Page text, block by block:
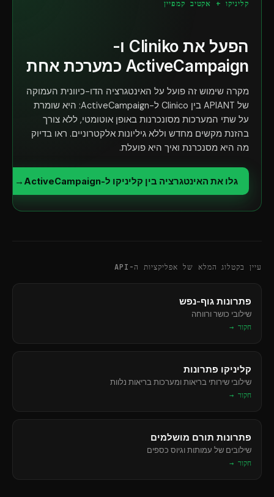
קליניקו + אקטיב קמפיין
הפעל את Cliniko ו-
ActiveCampaign כמערכת אחת
מקרה שימוש זה פועל על האינטגרציה הדו-כיוונית העמוקה
של APIANT בין Clinico ל-ActiveCampaign: היא שומרת
על שתי המערכות מסונכרנות באופן אוטומטי, ללא צורך
בהזנת מקשים מחדש וללא גיליונות אלקטרוניים. ראו בדיוק
מה היא מסנכרנת ואיך היא פועלת.
גלו את האינטגרציה בין קליניקו ל-ActiveCampaign →
עיין בקטלוג המלא של אפליקציות ה-API
פתרונות גוף-נפש
שילובי כושר ורווחה
חקור →
קליניקו פתרונות
שילובי שירותי בריאות ומערכות בריאות נלוות
חקור →
פתרונות תורם מושלמים
שילובים של עמותות וגיוס כספים
חקור →